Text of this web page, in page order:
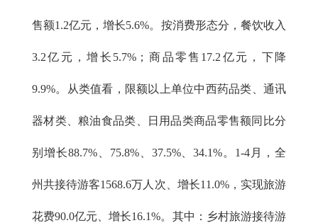
售额1.2亿元，增长5.6%。按消费形态分，餐饮收入
3.2亿元，增长5.7%；商品零售17.2亿元，下降
9.9%。从类值看，限额以上单位中西药品类、通讯
器材类、粮油食品类、日用品类商品零售额同比分
别增长88.7%、75.8%、37.5%、34.1%。1-4月，全
州共接待游客1568.6万人次、增长11.0%，实现旅游
花费90.0亿元、增长16.1%。其中：乡村旅游接待游